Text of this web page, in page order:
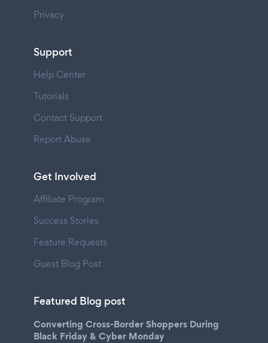
Privacy
Support
Help Center
Tutorials
Contact Support
Report Abuse
Get Involved
Affiliate Program
Success Stories
Feature Requests
Guest Blog Post
Featured Blog post
Converting Cross-Border Shoppers During
Black Friday & Cyber Monday